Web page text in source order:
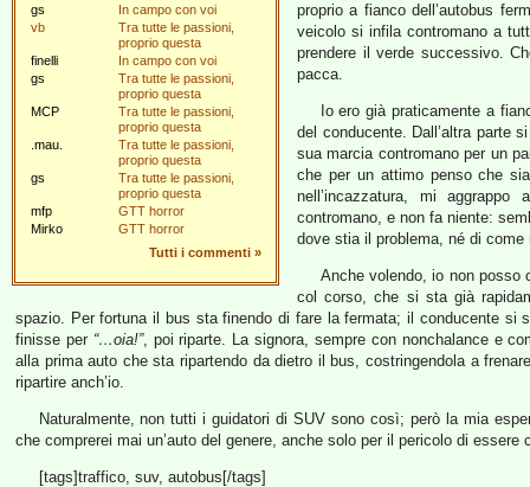
gs
In campo con voi
vb
Tra tutte le passioni,
proprio questa
finelli
In campo con voi
gs
Tra tutte le passioni,
proprio questa
MCP
Tra tutte le passioni,
proprio questa
.mau.
Tra tutte le passioni,
proprio questa
gs
Tra tutte le passioni,
proprio questa
mfp
GTT horror
Mirko
GTT horror
Tutti i commenti »
proprio a fianco dell’autobus
veicolo si infila contromano a
prendere il verde successivo.
pacca.
Io ero già praticamente a
del conducente. Dall’altra parte
sua marcia contromano per un
che per un attimo penso che
nell’incazzatura, mi
contromano, e non fa niente:
dove stia il problema, né di
Anche volendo, io non posso
col corso, che si sta già
spazio. Per fortuna il bus sta finendo di fare la fermata; il conducente si
finisse per “…oia!”, poi riparte. La signora, sempre con nonchalance e
alla prima auto che sta ripartendo da dietro il bus, costringendola a
ripartire anch’io.
Naturalmente, non tutti i guidatori di SUV sono così; però la mia
che comprerei mai un’auto del genere, anche solo per il pericolo di essere
[tags]traffico, suv, autobus[/tags]